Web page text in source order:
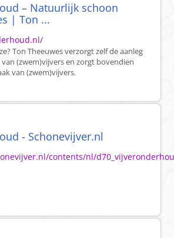
– Natuurlijk schoon
| Ton ...
Ton Theeuwes verzorgt zelf de aanleg
(zwem)vijvers en zorgt bovendien
van (zwem)vijvers.
- Schonevijver.nl
contents/nl/